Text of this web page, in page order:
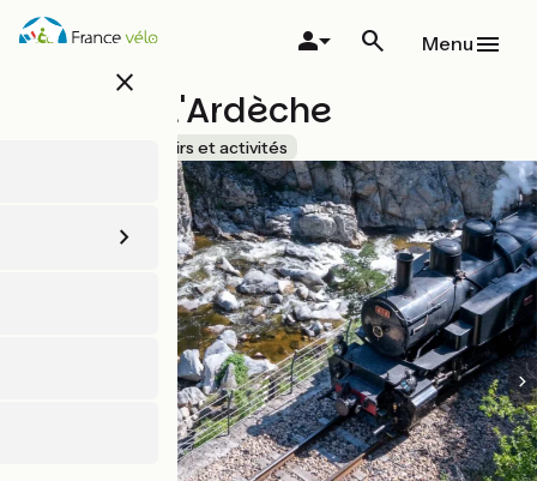
Aller
au
close
Menu
Train de l'Ardèche
Loisirs et activités